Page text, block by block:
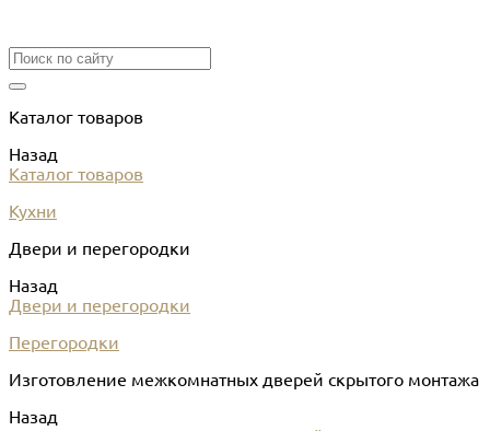
Каталог товаров
Назад
Каталог товаров
Кухни
Двери и перегородки
Назад
Двери и перегородки
Перегородки
Изготовление межкомнатных дверей скрытого монтажа
Назад